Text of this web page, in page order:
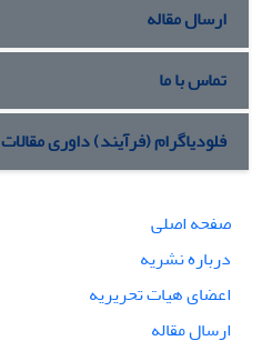
ارسال مقاله
تماس با ما
فلودیاگرام (فرآیند) داوری مقالات
صفحه اصلی
درباره نشریه
اعضای هیات تحریریه
ارسال مقاله